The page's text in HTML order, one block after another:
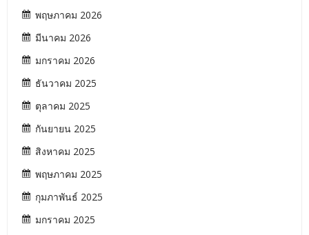
พฤษภาคม 2026
มีนาคม 2026
มกราคม 2026
ธันวาคม 2025
ตุลาคม 2025
กันยายน 2025
สิงหาคม 2025
พฤษภาคม 2025
กุมภาพันธ์ 2025
มกราคม 2025